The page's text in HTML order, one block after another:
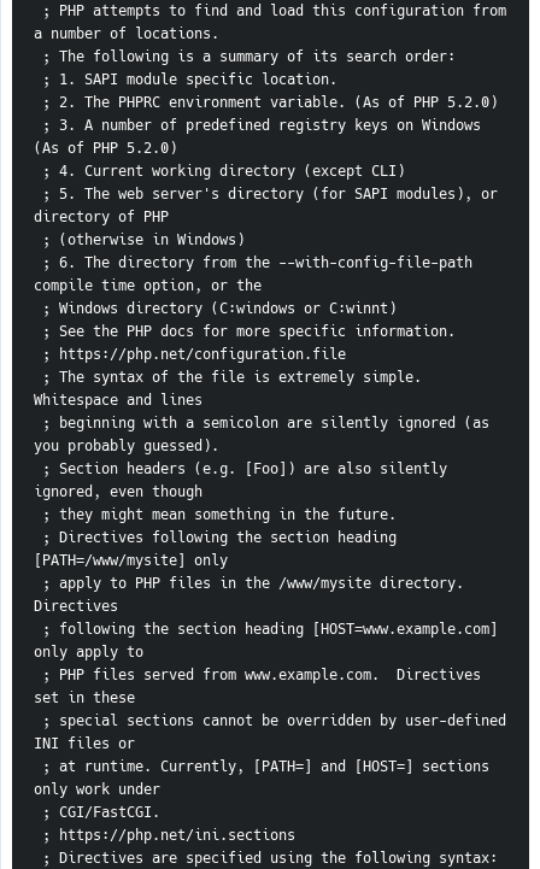
a number of locations.
; The following is a summary of its search order:
; 1. SAPI module specific location.
; 2. The PHPRC environment variable. (As of PHP 5.2.0)
(As of PHP 5.2.0)
; 4. Current working directory (except CLI)
directory of PHP
; (otherwise in Windows)
compile time option, or the
; Windows directory (C:windows or C:winnt)
; See the PHP docs for more specific information.
; https://php.net/configuration.file
Whitespace and lines
you probably guessed).
ignored, even though
; they might mean something in the future.
[PATH=/www/mysite] only
Directives
only apply to
set in these
INI files or
only work under
; CGI/FastCGI.
; https://php.net/ini.sections
; Directives are specified using the following syntax: